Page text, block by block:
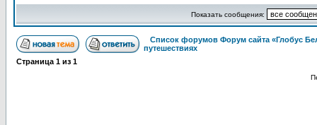
Показать сообщения:
Список форумов Форум сайта «Глобус
путешествиях
Страница 1 из 1